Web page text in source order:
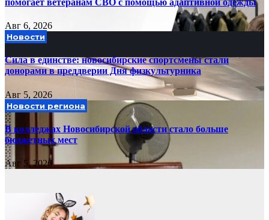
Авг 6, 2026
Новости
Сила в единстве: новосибирские спортсмены стали
донорами в преддверии Дня физкультурника
Авг 5, 2026
Новости региона
В колледжах Новосибирской области стало больше
бюджетных мест
Авг 5, 2026